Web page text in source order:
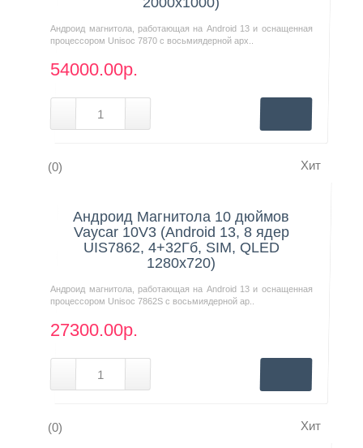
Андроид магнитола, работающая на Android 13 и оснащенная
процессором Unisoc 7870 с восьмиядерной арх..
54000.00р.
(0) Хит
Андроид Магнитола 10 дюймов
Vaycar 10V3 (Android 13, 8 ядер
UIS7862, 4+32Гб, SIM, QLED
1280x720)
Андроид магнитола, работающая на Android 13 и оснащенная
процессором Unisoc 7862S с восьмиядерной ар..
27300.00р.
(0) Хит